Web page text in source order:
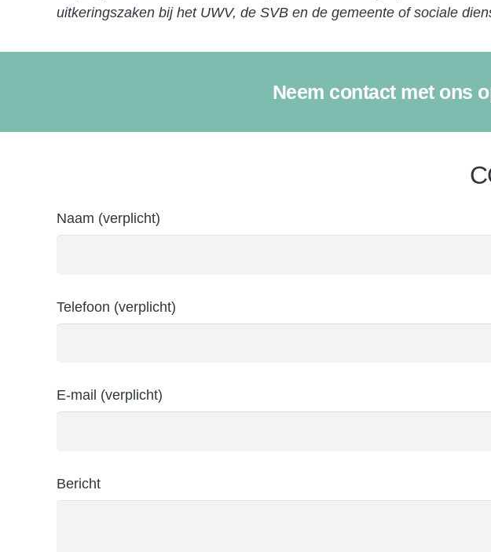
uitkeringszaken bij het UWV, de SVB en de gemeente of sociale
Neem contact met ons
Naam (verplicht)
Telefoon (verplicht)
E-mail (verplicht)
Bericht